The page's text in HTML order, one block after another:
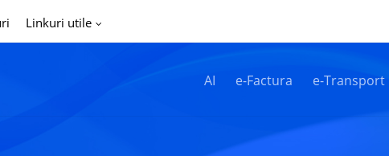
Linkuri utile
AI e-Factura e-Transport